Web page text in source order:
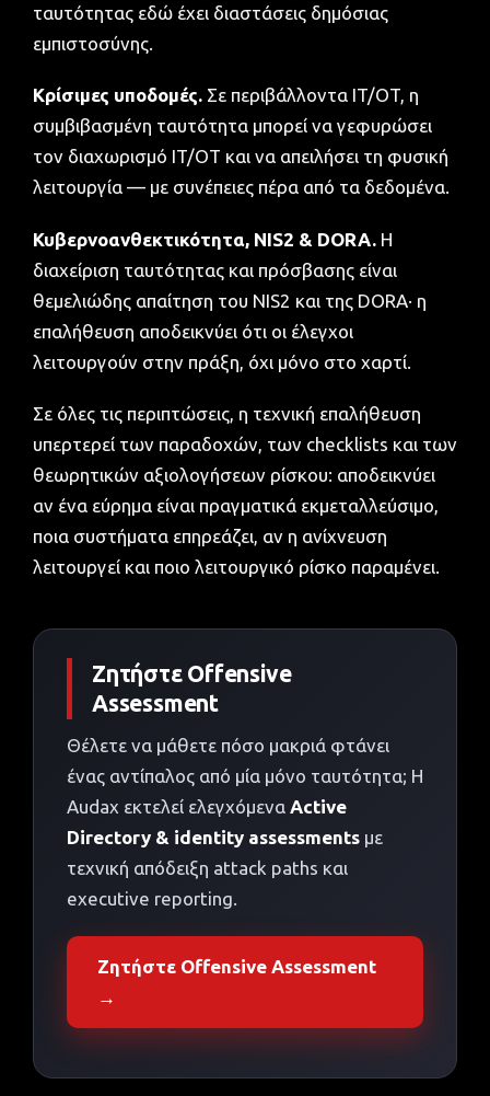
ταυτότητας εδώ έχει διαστάσεις δημόσιας
εμπιστοσύνης.
Κρίσιμες υποδομές. Σε περιβάλλοντα IT/OT, η
συμβιβασμένη ταυτότητα μπορεί να γεφυρώσει
τον διαχωρισμό IT/OT και να απειλήσει τη φυσική
λειτουργία — με συνέπειες πέρα από τα δεδομένα.
Κυβερνοανθεκτικότητα, NIS2 & DORA. Η
διαχείριση ταυτότητας και πρόσβασης είναι
θεμελιώδης απαίτηση του NIS2 και της DORA· η
επαλήθευση αποδεικνύει ότι οι έλεγχοι
λειτουργούν στην πράξη, όχι μόνο στο χαρτί.
Σε όλες τις περιπτώσεις, η τεχνική επαλήθευση
υπερτερεί των παραδοχών, των checklists και των
θεωρητικών αξιολογήσεων ρίσκου: αποδεικνύει
αν ένα εύρημα είναι πραγματικά εκμεταλλεύσιμο,
ποια συστήματα επηρεάζει, αν η ανίχνευση
λειτουργεί και ποιο λειτουργικό ρίσκο παραμένει.
Ζητήστε Offensive
Assessment
Θέλετε να μάθετε πόσο μακριά φτάνει
ένας αντίπαλος από μία μόνο ταυτότητα; Η
Audax εκτελεί ελεγχόμενα Active
Directory & identity assessments με
τεχνική απόδειξη attack paths και
executive reporting.
Ζητήστε Offensive Assessment
→